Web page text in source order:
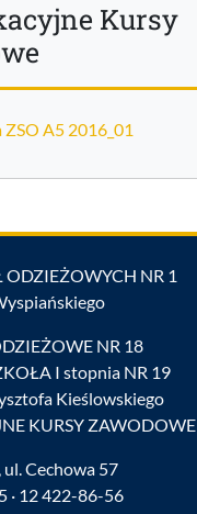
Kursy
A5 2016_01
ODZIEŻOWYCH NR 1
NR 18
I stopnia NR 19
Kieślowskiego
KURSY ZAWODOWE
Cechowa 57
· 12 422-86-56